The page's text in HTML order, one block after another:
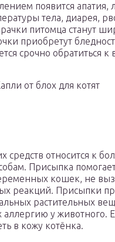
появится апатия,
тела, диарея,
питомца станут
приобретут
срочно обратиться к
от блох для котят
средств относится к
Присыпка
кошек, не
реакций. Присыпки
растительных
у животного.
в кожу котёнка.